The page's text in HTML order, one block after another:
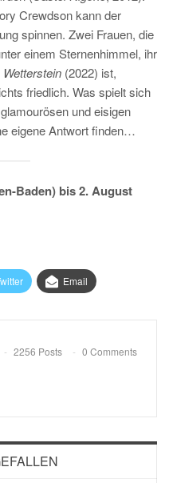
Crewdson kann der
spinnen. Zwei Frauen, die
einem Sternenhimmel, ihr
Wetterstein (2022) ist,
friedlich. Was spielt sich
und eisigen
eigene Antwort finden…
Baden) bis 2. August
Email
2256 Posts 0 Comments